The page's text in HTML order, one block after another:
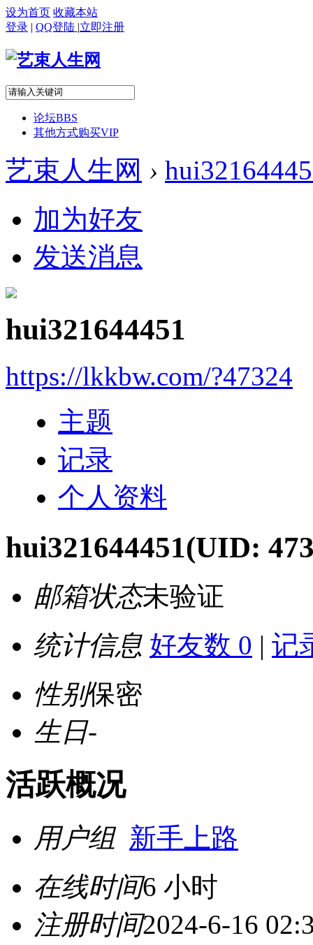
设为首页 收藏本站
登录 | QQ登陆 |立即注册
论坛BBS
其他方式购买VIP
艺束人生网 ›
加为好友
发送消息
hui321644451
https://lkkbw.com/?47324
主题
记录
个人资料
hui321644451(UID:
邮箱状态未验证
统计信息 好友数 0 | 记
性别保密
生日-
活跃概况
用户组 新手上路
在线时间6 小时
注册时间2024-6-16